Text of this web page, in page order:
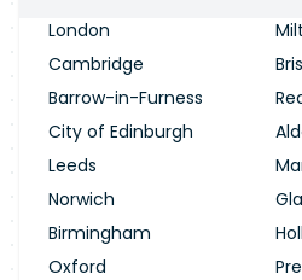
London
Cambridge
Barrow-in-Furness
City of Edinburgh
Leeds
Norwich
Birmingham
Oxford